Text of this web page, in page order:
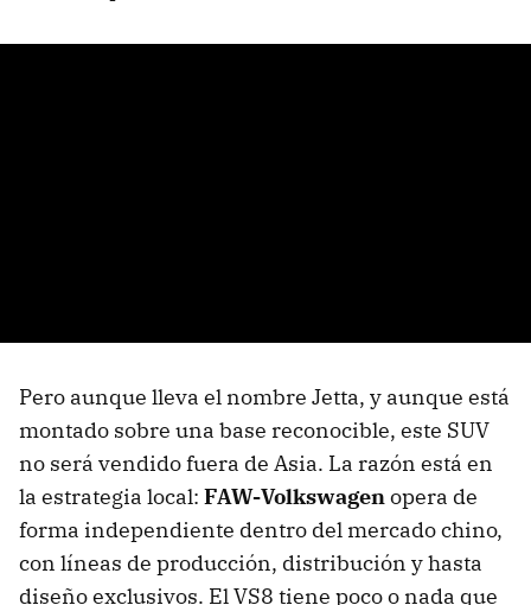
Pero aunque lleva el nombre Jetta, y aunque está
montado sobre una base reconocible, este SUV
no será vendido fuera de Asia. La razón está en
la estrategia local: FAW-Volkswagenopera de
forma independiente dentro del mercado chino,
con líneas de producción, distribución y hasta
diseño exclusivos. El VS8 tiene poco o nada que